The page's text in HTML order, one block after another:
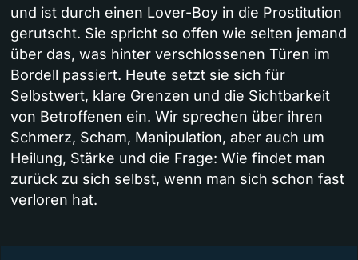
und ist durch einen Lover-Boy in die Prostitution
gerutscht. Sie spricht so offen wie selten jemand
über das, was hinter verschlossenen Türen im
Bordell passiert. Heute setzt sie sich für
Selbstwert, klare Grenzen und die Sichtbarkeit
von Betroffenen ein. Wir sprechen über ihren
Schmerz, Scham, Manipulation, aber auch um
Heilung, Stärke und die Frage: Wie findet man
zurück zu sich selbst, wenn man sich schon fast
verloren hat.